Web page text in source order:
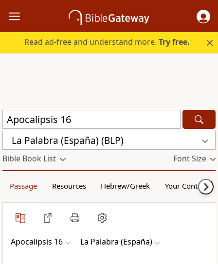
Read ad-free and understand more.Try free.
La Palabra (España) (BLP)
Bible Book List Font Size
Passage Resources Hebrew/Greek Your Content
Apocalipsis 16 La Palabra (España)